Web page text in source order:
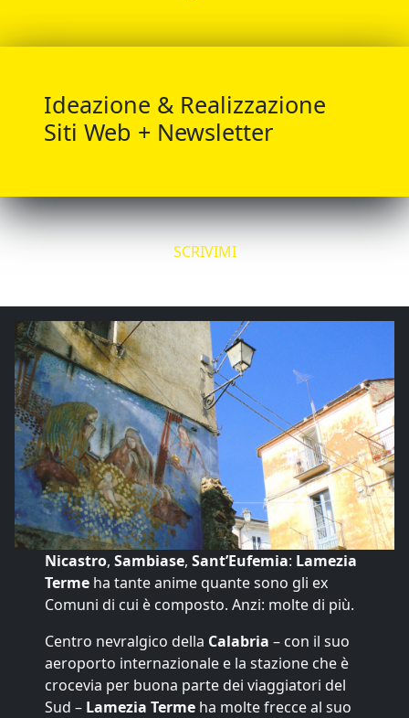
Ideazione & Realizzazione
Siti Web + Newsletter
SCRIVIMI
Nicastro,Sambiase,Sant’Eufemia: Lamezia
Terme ha tante anime quante sono gli ex
Comuni di cui è composto. Anzi: molte di più.
Centro nevralgico della Calabria– con il suo
aeroporto internazionale e la stazione che è
crocevia per buona parte dei viaggiatori del
Sud – Lamezia Terme ha molte frecce al suo